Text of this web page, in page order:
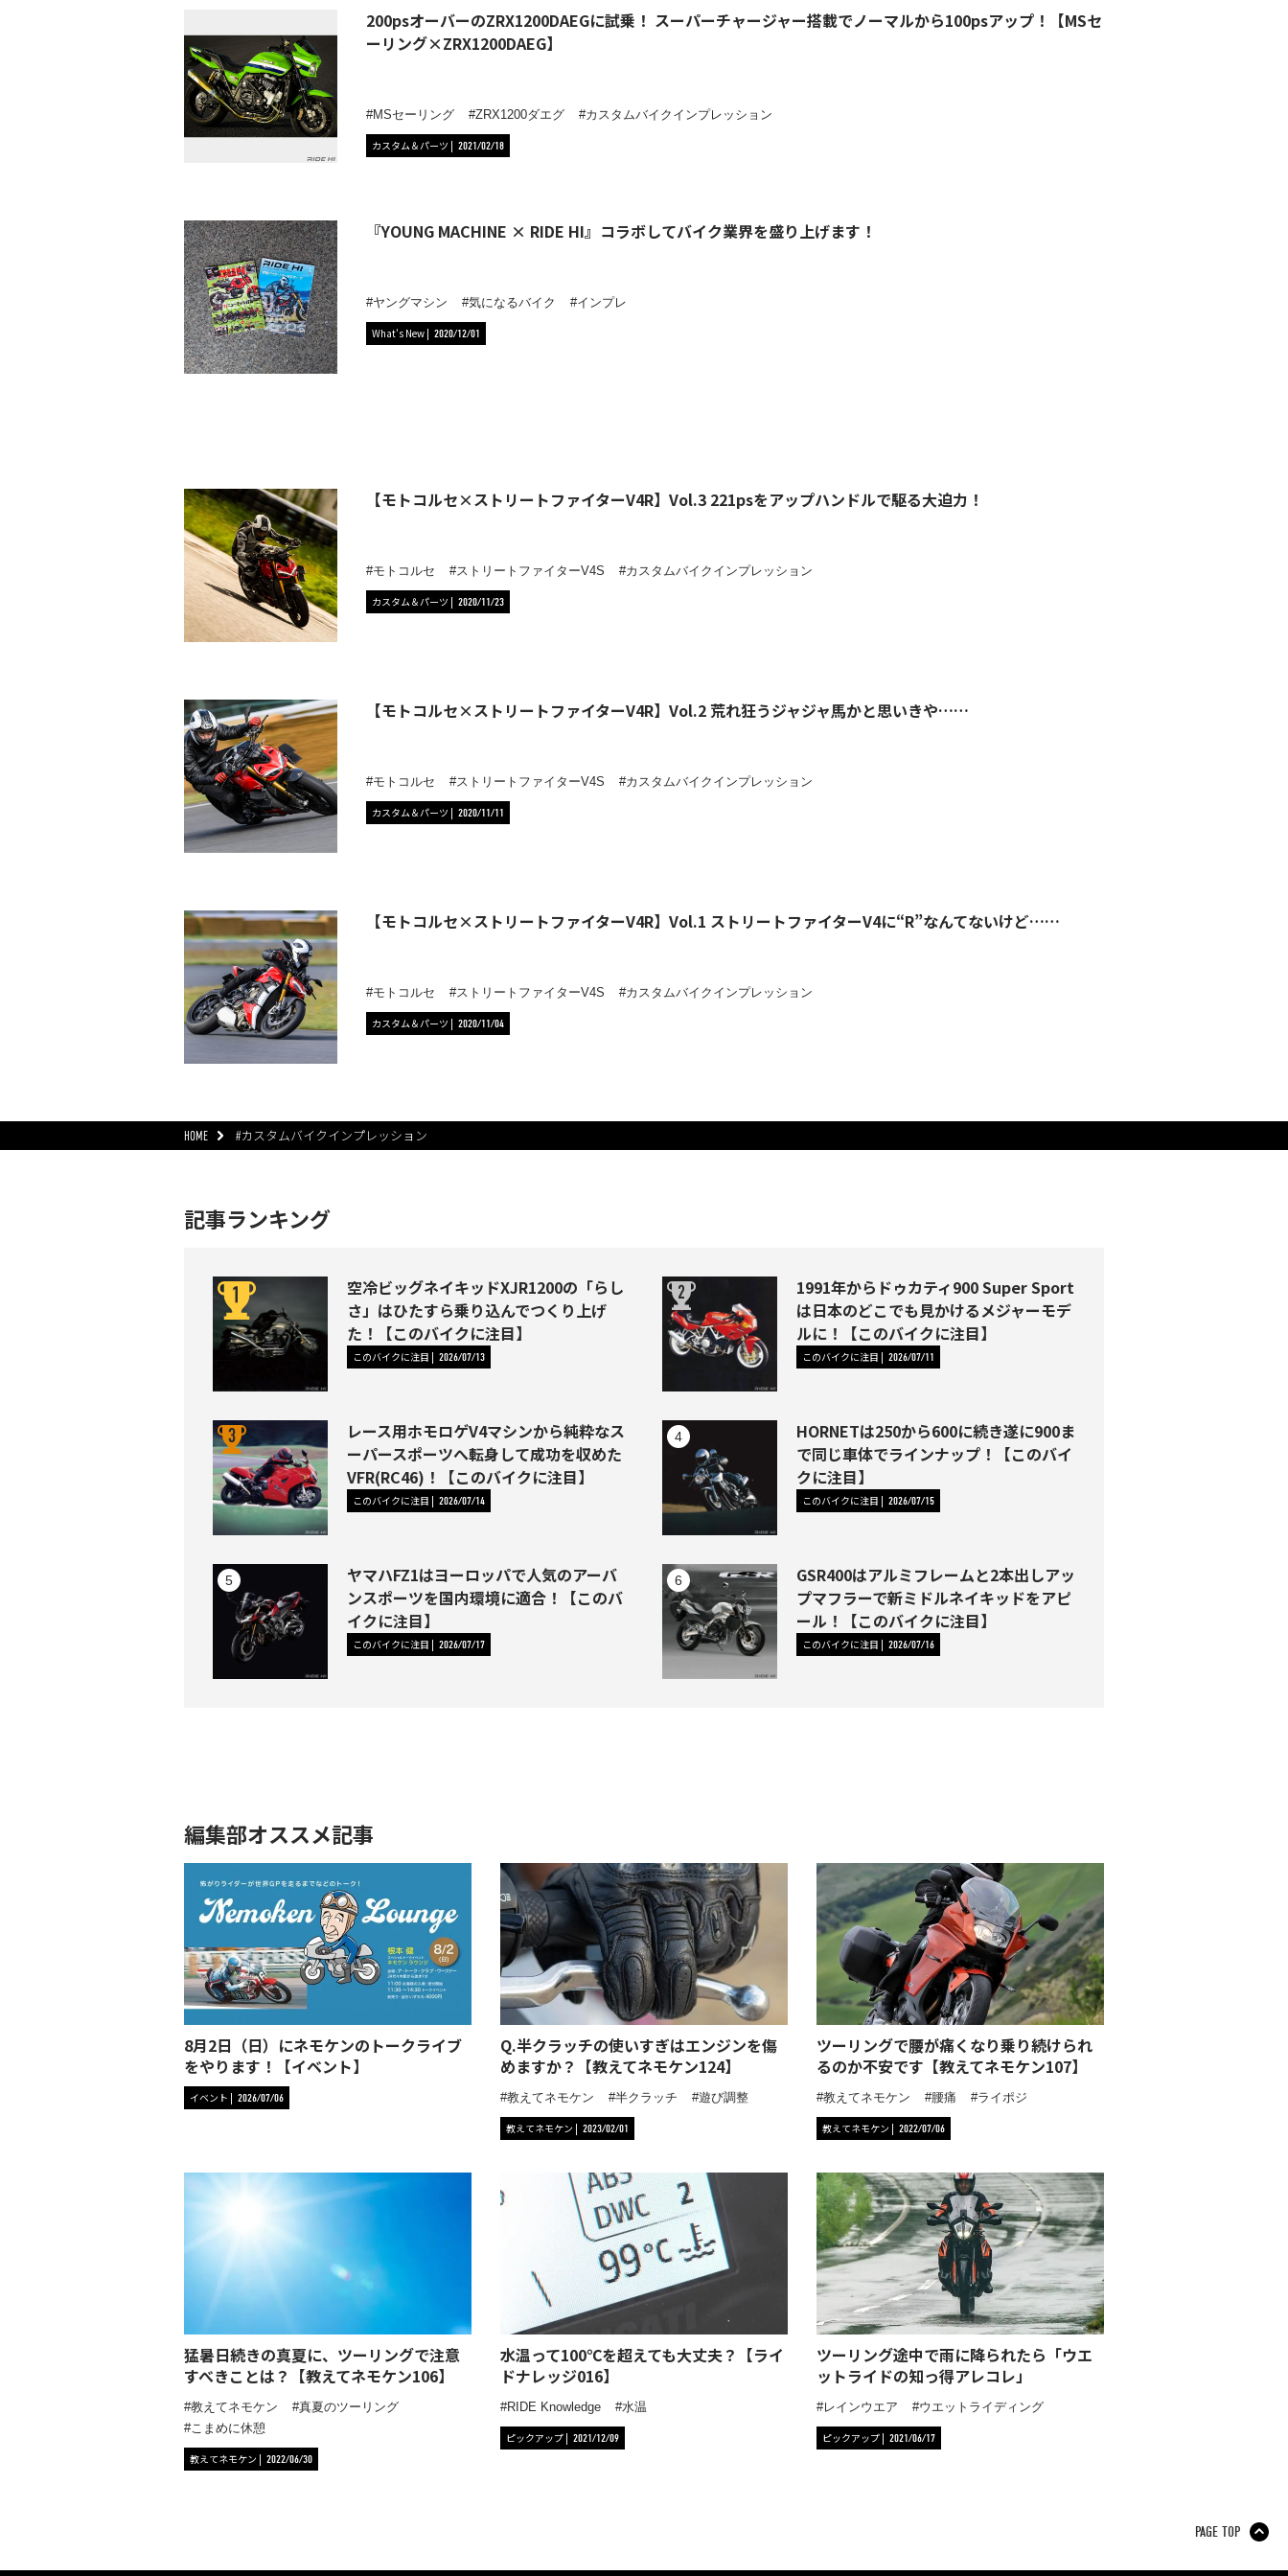
200psオーバーのZRX1200DAEGに試乗！ スーパーチャージャー搭載でノーマルから100psアップ！【MSセ
ーリング×ZRX1200DAEG】
MSセーリング ZRX1200ダエグ カスタムバイクインプレッション
カスタム＆パーツ 2021/02/18
『YOUNG MACHINE × RIDE HI』コラボしてバイク業界を盛り上げます！
ヤングマシン 気になるバイク インプレ
What's New 2020/12/01
【モトコルセ×ストリートファイターV4R】Vol.3 221psをアップハンドルで駆る大迫力！
モトコルセ ストリートファイターV4S カスタムバイクインプレッション
カスタム＆パーツ 2020/11/23
【モトコルセ×ストリートファイターV4R】Vol.2 荒れ狂うジャジャ馬かと思いきや……
モトコルセ ストリートファイターV4S カスタムバイクインプレッション
カスタム＆パーツ 2020/11/11
【モトコルセ×ストリートファイターV4R】Vol.1 ストリートファイターV4に“R”なんてないけど……
モトコルセ ストリートファイターV4S カスタムバイクインプレッション
カスタム＆パーツ 2020/11/04
HOME #カスタムバイクインプレッション
記事ランキング
空冷ビッグネイキッドXJR1200の「らし
さ」はひたすら乗り込んでつくり上げ
た！【このバイクに注目】
このバイクに注目 2026/07/13
1991年からドゥカティ900 Super Sport
は日本のどこでも見かけるメジャーモデ
ルに！【このバイクに注目】
このバイクに注目 2026/07/11
レース用ホモロゲV4マシンから純粋なス
ーパースポーツへ転身して成功を収めた
VFR(RC46)！【このバイクに注目】
このバイクに注目 2026/07/14
HORNETは250から600に続き遂に900ま
で同じ車体でラインナップ！【このバイ
クに注目】
このバイクに注目 2026/07/15
ヤマハFZ1はヨーロッパで人気のアーバ
ンスポーツを国内環境に適合！【このバ
イクに注目】
このバイクに注目 2026/07/17
GSR400はアルミフレームと2本出しアッ
プマフラーで新ミドルネイキッドをアピ
ール！【このバイクに注目】
このバイクに注目 2026/07/16
編集部オススメ記事
8月2日（日）にネモケンのトークライブ
をやります！【イベント】
イベント 2026/07/06
Q.半クラッチの使いすぎはエンジンを傷
めますか？【教えてネモケン124】
教えてネモケン 半クラッチ 遊び調整
教えてネモケン 2023/02/01
ツーリングで腰が痛くなり乗り続けられ
るのか不安です【教えてネモケン107】
教えてネモケン 腰痛 ライポジ
教えてネモケン 2022/07/06
猛暑日続きの真夏に、ツーリングで注意
すべきことは？【教えてネモケン106】
教えてネモケン
真夏のツーリング
こまめに休憩
教えてネモケン 2022/06/30
水温って100℃を超えても大丈夫？【ライ
ドナレッジ016】
RIDE Knowledge 水温
ピックアップ 2021/12/09
ツーリング途中で雨に降られたら「ウエ
ットライドの知っ得アレコレ」
レインウエア ウエットライディング
ピックアップ 2021/06/17
PAGE TOP